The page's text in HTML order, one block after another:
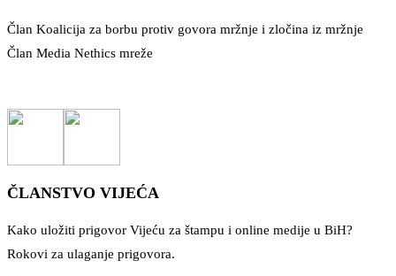
Član Koalicija za borbu protiv govora mržnje i zločina iz mržnje
Član Media Nethics mreže
ČLANSTVO VIJEĆA
Kako uložiti prigovor Vijeću za štampu i online medije u BiH?
Rokovi za ulaganje prigovora.